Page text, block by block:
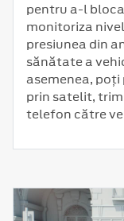
pentru a-l
monitoriza
presiunea din
sănătate a
asemenea,
prin satelit,
telefon către